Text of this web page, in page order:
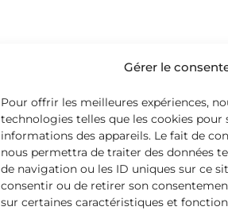
Gérer le
Pour offrir les meilleures expériences,
technologies telles que les cookies pour
informations des appareils. Le fait de
nous permettra de traiter des données
de navigation ou les ID uniques sur ce
consentir ou de retirer son
sur certaines caractéristiques et